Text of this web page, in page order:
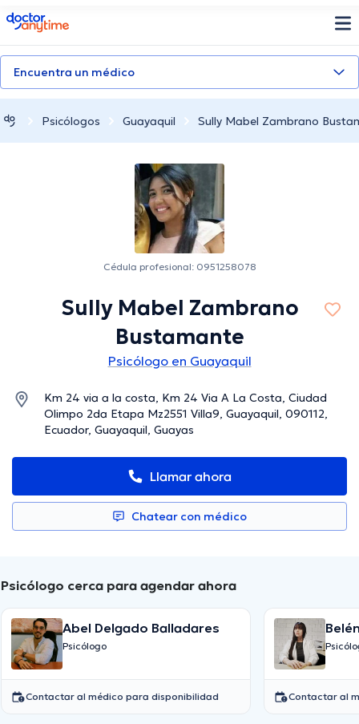
doctoranytime
Encuentra un médico
Psicólogos Guayaquil Sully Mabel Zambrano
Cédula profesional: 0951258078
Sully Mabel Zambrano
Bustamante
Psicólogo en Guayaquil
Km 24 via a la costa, Km 24 Via A La Costa, Ciudad
Olimpo 2da Etapa Mz2551 Villa9, Guayaquil, 090112,
Ecuador, Guayaquil, Guayas
Llamar ahora
Chatear con médico
Psicólogo cerca para agendar ahora
Abel Delgado Balladares
Psicólogo
Contactar al médico para disponibilidad Contactar al